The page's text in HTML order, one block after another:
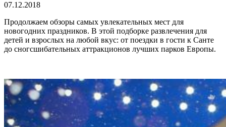
07.12.2018
Продолжаем обзоры самых увлекательных мест для
новогодних праздников. В этой подборке развлечения для
детей и взрослых на любой вкус: от поездки в гости к Санте
до сногсшибательных аттракционов лучших парков Европы.